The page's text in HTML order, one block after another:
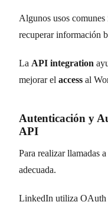
Algunos usos
recuperar información
La API integration
mejorar el access al
Autenticación y
API
Para realizar llamadas a
adecuada.
LinkedIn utiliza OAuth